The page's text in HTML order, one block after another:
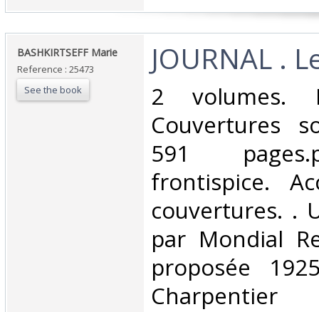
‎BASHKIRTSEFF Marie‎
Reference : 25473
See the book
‎JOURNAL .
‎2 volumes.
Couvertures
591
frontispice.
couvertures. .
par Mondial
proposée
Charpentier‎